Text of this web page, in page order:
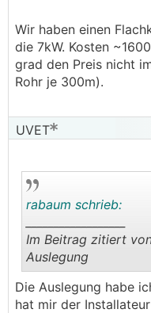
Wir haben einen
die 7kW. Kosten
grad den Preis nicht
Rohr je 300m).
UVET
rabaum schrieb:
Im Beitrag zitiert
Auslegung
__________________
Im Beitrag zitiert
Die Auslegung habe
hat mir der